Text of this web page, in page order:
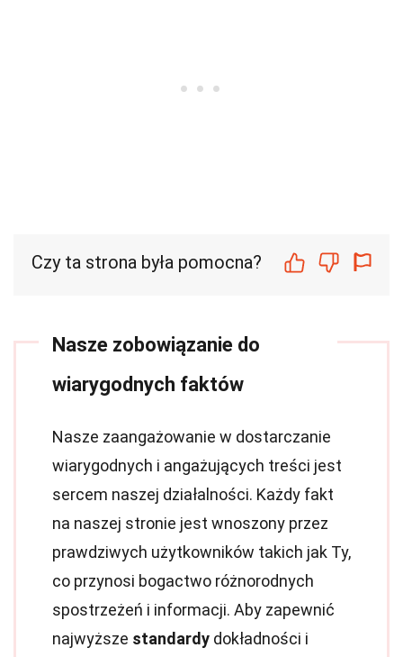
Czy ta strona była pomocna?
Nasze zobowiązanie do
wiarygodnych faktów
Nasze zaangażowanie w dostarczanie
wiarygodnych i angażujących treści jest
sercem naszej działalności. Każdy fakt
na naszej stronie jest wnoszony przez
prawdziwych użytkowników takich jak Ty,
co przynosi bogactwo różnorodnych
spostrzeżeń i informacji. Aby zapewnić
najwyższe standardy dokładności i